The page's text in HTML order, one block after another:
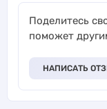
Поделитесь
поможет
НАПИСАТЬ